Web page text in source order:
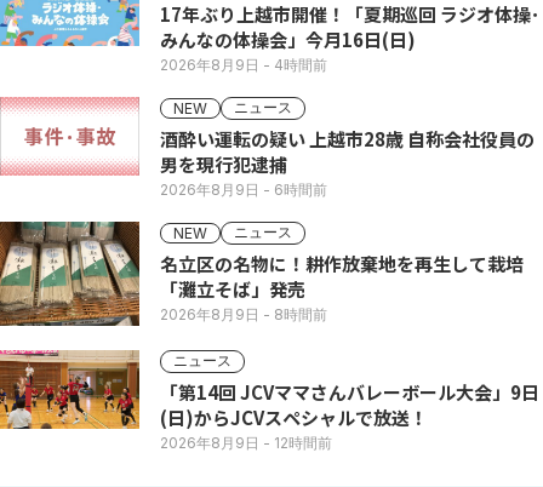
17年ぶり上越市開催！「夏期巡回 ラジオ体操･
みんなの体操会」今月16日(日)
2026年8月9日 - 4時間前
NEW ニュース
酒酔い運転の疑い 上越市28歳 自称会社役員の
男を現行犯逮捕
2026年8月9日 - 6時間前
NEW ニュース
名立区の名物に！耕作放棄地を再生して栽培
「灘立そば」発売
2026年8月9日 - 8時間前
ニュース
「第14回 JCVママさんバレーボール大会」9日
(日)からJCVスペシャルで放送！
2026年8月9日 - 12時間前